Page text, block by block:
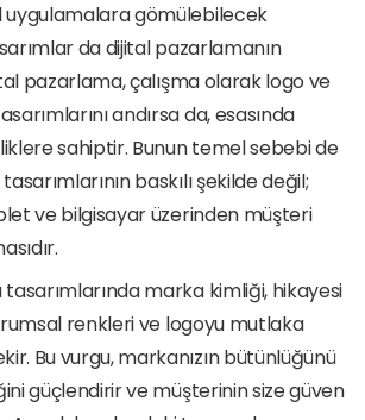
uygulamalara gömülebilecek
da dijital pazarlamanın
pazarlama, çalışma olarak logo ve
andırsa da, esasında
sahiptir. Bunun temel sebebi de
baskılı şekilde değil;
ve bilgisayar üzerinden müşteri
marka kimliği, hikayesi
renkleri ve logoyu mutlaka
Bu vurgu, markanızın bütünlüğünü
güçlendirir ve müşterinin size güven